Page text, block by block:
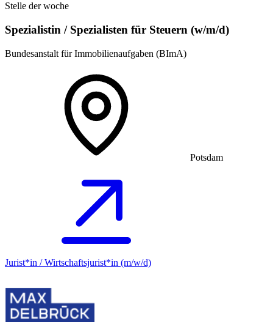
Stelle der woche
Spezialistin / Spezialisten für Steuern (w/m/d)
Bundesanstalt für Immobilienaufgaben (BImA)
Potsdam
Jurist*in / Wirtschafts­jurist*in (m/w/d)